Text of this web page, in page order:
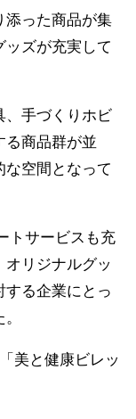
添った商品が集
ッズが充実して
、手づくりホビ
る商品群が並
空間となって
トサービスも充
リジナルグッ
する企業にとっ
美と健康ビレッ